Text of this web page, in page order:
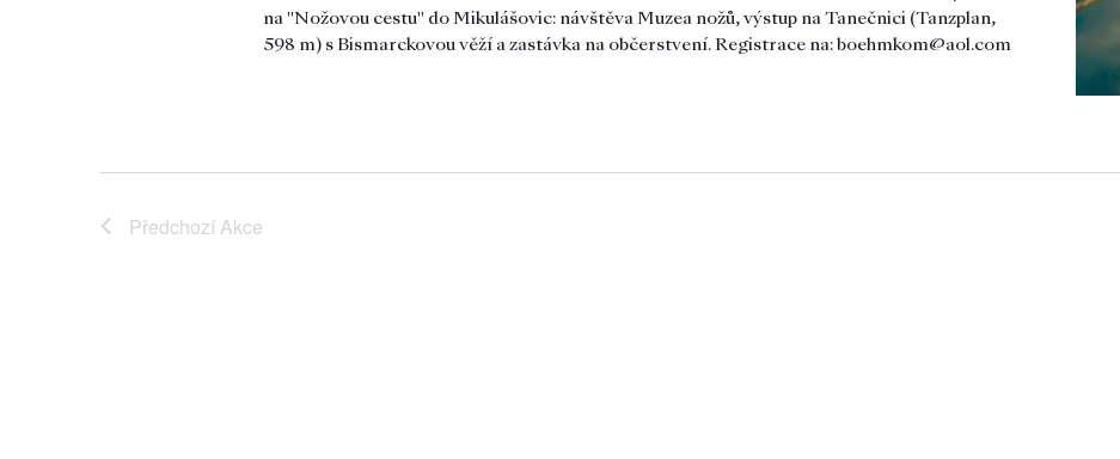
na "Nožovou cestu" do Mikulášovic: návštěva Muzea nožů, výstup na Tanečnici (Tanzplan,
598 m) s Bismarckovou věží a zastávka na občerstvení. Registrace na: boehmkom@aol.com
Předchozí Akce